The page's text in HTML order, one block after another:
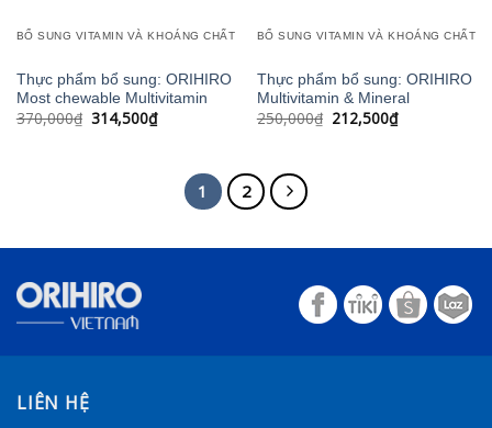
BỔ SUNG VITAMIN VÀ KHOÁNG CHẤT
Thực phẩm bổ sung: ORIHIRO
Most chewable Multivitamin
370,000₫ Giá
gốc
314,500₫Giá
hiện
314,500₫.
BỔ SUNG VITAMIN VÀ KHOÁNG CHẤT
Thực phẩm bổ sung: ORIHIRO
Multivitamin & Mineral
250,000₫ Giá
gốc
212,500₫Giá
hiện
1 2
LIÊN HỆ